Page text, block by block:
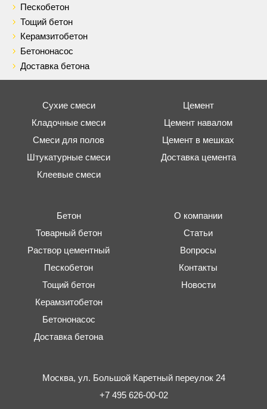
Пескобетон
Тощий бетон
Керамзитобетон
Бетононасос
Доставка бетона
Сухие смеси
Кладочные смеси
Смеси для полов
Штукатурные смеси
Клеевые смеси
Цемент
Цемент навалом
Цемент в мешках
Доставка цемента
Бетон
Товарный бетон
Раствор цементный
Пескобетон
Тощий бетон
Керамзитобетон
Бетононасос
Доставка бетона
О компании
Статьи
Вопросы
Контакты
Новости
Москва, ул. Большой Каретный переулок 24
+7 495 626-00-02